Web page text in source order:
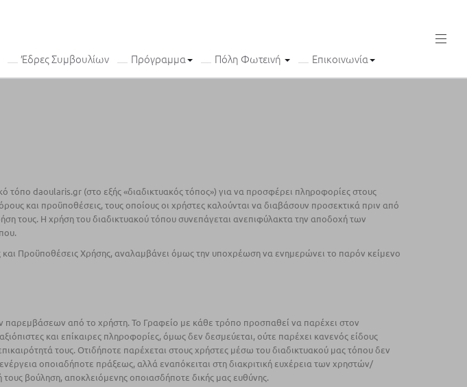
Έδρες Συμβουλίων Πρόγραμμα Πόλη Φωτεινή Επικοινωνία
τόπο daoularis.gr (στο εξής «διαδικτυακός τόπος») για να προσφέρει πληροφορίες στους
και προϋποθέσεις, τους οποίους οι χρήστες καλούνται να διαβάσουν προσεκτικά πριν από
τους. Η χρήση του διαδικτυακού τόπου συνεπάγεται ανεπιφύλακτα την αποδοχή των
Προϋποθέσεις Χρήσης, αναλαμβάνει όμως την υποχρέωση να ενημερώνει το παρόν κείμενο
παρεμβάσεων από το χρήστη. Το Γραφείο με κάθε τρόπο προσπαθεί να παρέχει στον
και επίκαιρες πληροφορίες, όμως δεν δεσμεύεται, ούτε παρέχει κανενός είδους
τους. Οτιδήποτε παρέχεται στους χρήστες μέσω του διαδικτυακού μας τόπου δεν
οποιαδήποτε πράξεως, αλλά εναπόκειται στη διακριτική ευχέρεια των χρηστών/
βούληση, αποκλειόμενης οποιασδήποτε δικής μας ευθύνης.